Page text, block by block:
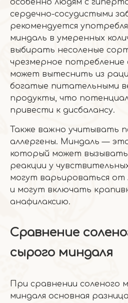
особенно людям с
сердечно-сосудистыми
рекомендуется
миндаль в умеренных
выбирать несоленые
чрезмерное потребление
может вытеснить из
богатые питательными
продукты, что
привести к дисбалансу.
Также важно учитывать
аллергены. Миндаль —
который может вызывать
реакции у
могут варьироваться от
и могут включать
анафилаксию.
Сравнение
сырого миндаля
При сравнении соленого
миндаля основная